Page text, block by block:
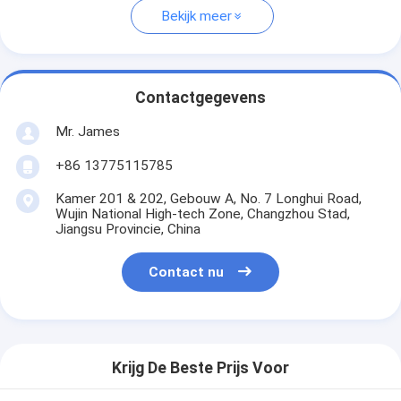
Bekijk meer
Contactgegevens
Mr. James
+86 13775115785
Kamer 201 & 202, Gebouw A, No. 7 Longhui Road,
Wujin National High-tech Zone, Changzhou Stad,
Jiangsu Provincie, China
Contact nu
Krijg De Beste Prijs Voor